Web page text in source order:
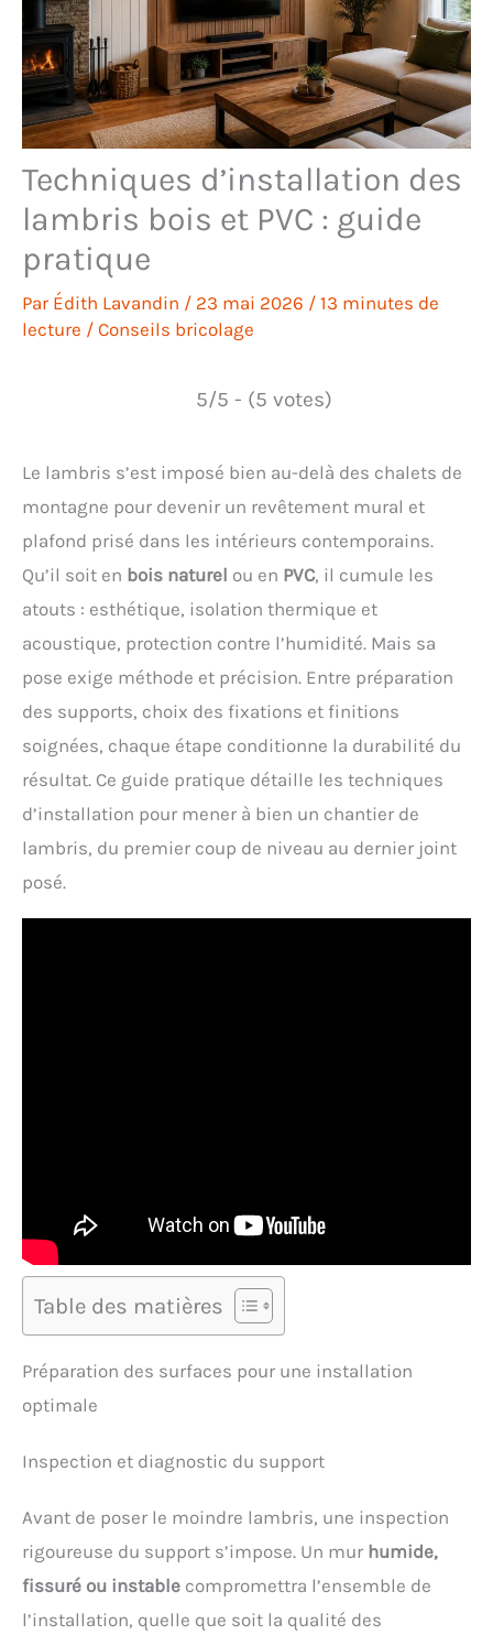
Techniques d’installation des
lambris bois et PVC : guide
pratique
Par Édith Lavandin / 23 mai 2026 / 13 minutes de
lecture / Conseils bricolage
5/5 - (5 votes)
Le lambris s’est imposé bien au-delà des chalets de
montagne pour devenir un revêtement mural et
plafond prisé dans les intérieurs contemporains.
Qu’il soit en bois naturel ou en PVC, il cumule les
atouts : esthétique, isolation thermique et
acoustique, protection contre l’humidité. Mais sa
pose exige méthode et précision. Entre préparation
des supports, choix des fixations et finitions
soignées, chaque étape conditionne la durabilité du
résultat. Ce guide pratique détaille les techniques
d’installation pour mener à bien un chantier de
lambris, du premier coup de niveau au dernier joint
posé.
Table des matières
Préparation des surfaces pour une installation
optimale
Inspection et diagnostic du support
Avant de poser le moindre lambris, une inspection
rigoureuse du support s’impose. Un mur humide,
fissuré ou instable compromettra l’ensemble de
l’installation, quelle que soit la qualité des